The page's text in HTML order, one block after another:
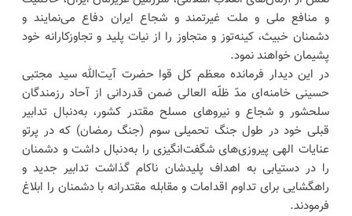
و منافع ملی و ملت غیرتمند و شجاع ایران دفاع می‌نمایند و
دشمنان خبیث، کینه‌توز و متجاوز را از نیات پلید و تجاوزکارانه خود
پشیمان خواهند نمود‌.
در این دیدار فرمانده معظم کل قوا حضرت آیت‌الله سید مجتبی
حسینی خامنه‌ای مدّ ظلّه العالی ضمن قدردانی از آحاد رزمندگان
سلحشور و شجاع و نیروهای مسلح مقتدر کشور، به‌دنبال تدابیر
قبلی خود در طول جنگ تحمیلی سوم (جنگ رمضان) که در پرتو
عنایات الهی پیروزی‌های شگفت‌انگیزی را به‌دنبال داشت و دشمنان
را در دستیابی به اهداف پلیدشان ناکام گذاشت تدابیر جدید و
راهگشایی برای تداوم اقدامات و مقابله مقتدرانه با دشمنان را ابلاغ
فرمودند.